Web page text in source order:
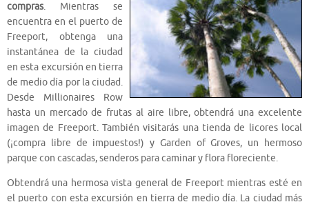
compras. Mientras se
encuentra en el puerto de
Freeport, obtenga una
instantánea de la ciudad
en esta excursión en tierra
de medio día por la ciudad.
Desde Millionaires Row
hasta un mercado de frutas al aire libre, obtendrá una excelente
imagen de Freeport. También visitarás una tienda de licores local
(¡compra libre de impuestos!) y Garden of Groves, un hermoso
parque con cascadas, senderos para caminar y flora floreciente.
Obtendrá una hermosa vista general de Freeport mientras esté en
el puerto con esta excursión en tierra de medio día. La ciudad más